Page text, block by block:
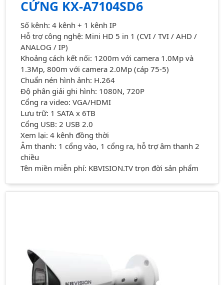
CỨNG KX-A7104SD6
Số kênh: 4 kênh + 1 kênh IP
Hỗ trợ công nghệ: Mini HD 5 in 1 (CVI / TVI / AHD /
ANALOG / IP)
Khoảng cách kết nối: 1200m với camera 1.0Mp và
1.3Mp, 800m với camera 2.0Mp (cáp 75-5)
Chuẩn nén hình ảnh: H.264
Độ phân giải ghi hình: 1080N, 720P
Cổng ra video: VGA/HDMI
Lưu trữ: 1 SATA x 6TB
Cổng USB: 2 USB 2.0
Xem lại: 4 kênh đồng thời
Âm thanh: 1 cổng vào, 1 cổng ra, hỗ trợ âm thanh 2
chiều
Tên miền miễn phí: KBVISION.TV trọn đời sản phẩm